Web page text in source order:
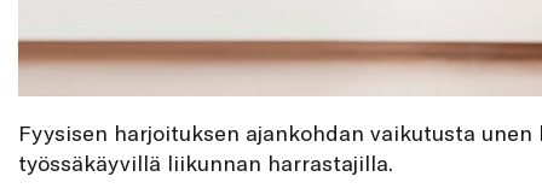
Fyysisen harjoituksen ajankohdan vaikutusta
työssäkäyvillä liikunnan harrastajilla.